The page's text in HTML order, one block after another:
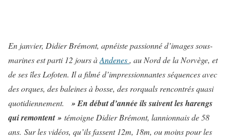
En janvier, Didier Brémont, apnéiste passionné d’images sous-
marines est parti 12 jours àAndenes, au Nord de la Norvège, et
de ses îles Lofoten. Il a filmé d’impressionnantes séquences avec
des orques, des baleines à bosse, des rorquals rencontrés quasi
quotidiennement.
» En début d’année ils suivent les harengs
qui remontent » témoigne Didier Brémont, lannionnais de 58
ans. Sur les vidéos, qu’ils fassent 12m, 18m, ou moins pour les